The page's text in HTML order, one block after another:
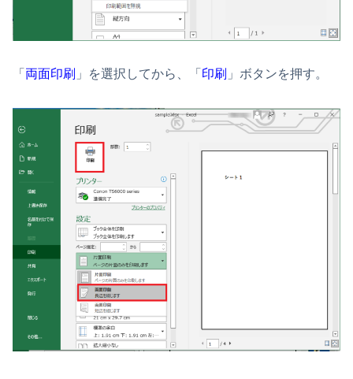
「 両面印刷 」を選択してから、「 印刷 」ボタンを押す。